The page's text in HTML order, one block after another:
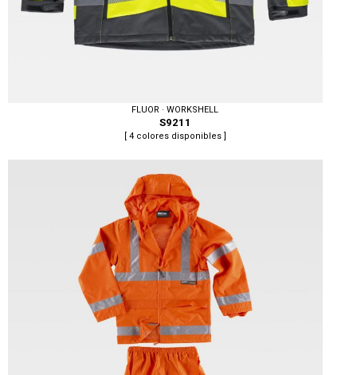
Tallas: S, M, L, XL, XXL, 3XL
FLUOR · WORKSHELL
S9211
[ 4 colores disponibles ]